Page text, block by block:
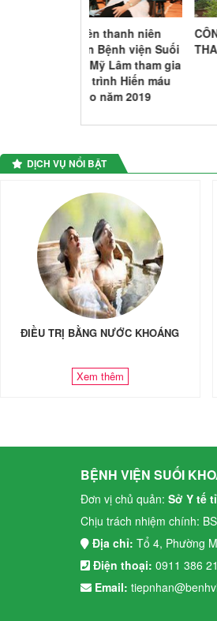
CÔNG TRÌNH ĐOÀN
THANH NIÊN
DỊCH VỤ NỔI BẬT
ĐIỀU TRỊ BẰNG NƯỚC KHOÁNG
Xem thêm
BỆNH VIỆN SUỐI
Đơn vị chủ quản: Sở Y tế
Chịu trách nhiệm chính:
Địa chỉ: Tổ 4, Phường
Điện thoại: 0911 386
Email: